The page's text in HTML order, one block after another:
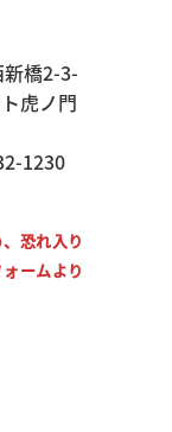
橋2-3-
虎ノ門
1230
恐れ入り
ームより